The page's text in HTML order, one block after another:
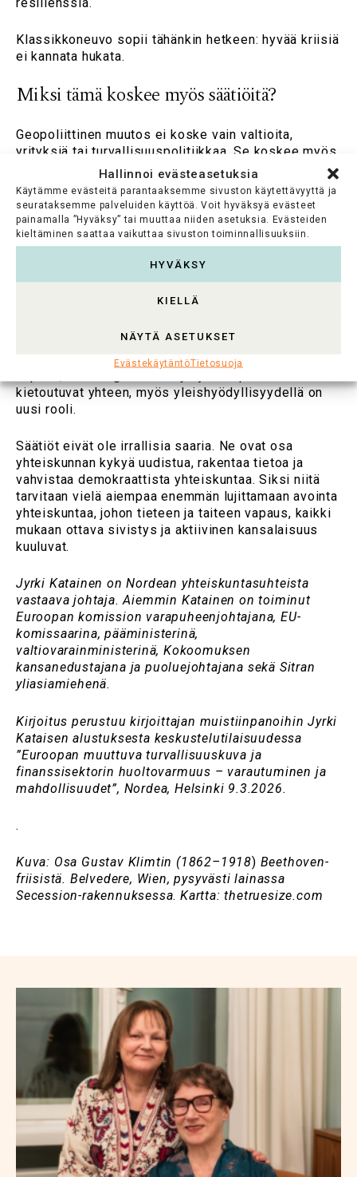
Hallinnoi evästeasetuksia
Käytämme evästeitä parantaaksemme sivuston käytettävyyttä ja
seurataksemme palveluiden käyttöä. Voit hyväksyä evästeet
painamalla ”Hyväksy” tai muuttaa niiden asetuksia. Evästeiden
kieltäminen saattaa vaikuttaa sivuston toiminnallisuuksiin.
HYVÄKSY
KIELLÄ
NÄYTÄ ASETUKSET
EvästekäytäntöTietosuoja
Klassikkoneuvo sopii tähänkin hetkeen: hyvää kriisiä
ei kannata hukata.
Miksi tämä koskee myös säätiöitä?
Geopoliittinen muutos ei koske vain valtioita,
yrityksiä tai turvallisuuspolitiikkaa. Se koskee myös
kansalaisyhteiskuntaa.
Suomalainen säätiökenttä toimii moninaisten arvojen
varassa: sivistys, tiede, kulttuuri, demokratia ja
yleishyödyllisyys ovat sekä säätiöiden toiminnan
myös geopoliittisen kilpailun kohteeksi.
Monet säätiöiden rahoittamat alat – tutkimus,
avainasemassa Euroopan pitkän aikavälin
kestävyydelle. Maailmassa, jossa taloudellinen
kietoutuvat yhteen, myös yleishyödyllisyydellä on
uusi rooli.
Säätiöt eivät ole irrallisia saaria. Ne ovat osa
yhteiskunnan kykyä uudistua, rakentaa tietoa ja
vahvistaa demokraattista yhteiskuntaa. Siksi niitä
tarvitaan vielä aiempaa enemmän lujittamaan avointa
yhteiskuntaa, johon tieteen ja taiteen vapaus, kaikki
mukaan ottava sivistys ja aktiivinen kansalaisuus
kuuluvat.
Jyrki Katainen on Nordean yhteiskuntasuhteista
vastaava johtaja. Aiemmin Katainen on toiminut
Euroopan komission varapuheenjohtajana, EU-
komissaarina, pääministerinä,
valtiovarainministerinä, Kokoomuksen
kansanedustajana ja puoluejohtajana sekä Sitran
yliasiamiehenä.
Kirjoitus perustuu kirjoittajan muistiinpanoihin Jyrki
Kataisen alustuksesta keskustelutilaisuudessa
”Euroopan muuttuva turvallisuuskuva ja
finanssisektorin huoltovarmuus – varautuminen ja
mahdollisuudet”, Nordea, Helsinki 9.3.2026.
.
Kuva: Osa Gustav Klimtin (1862–1918) Beethoven-
friisistä. Belvedere, Wien,pysyvästi lainassa
Secession-rakennuksessa.Kartta: thetruesize.com